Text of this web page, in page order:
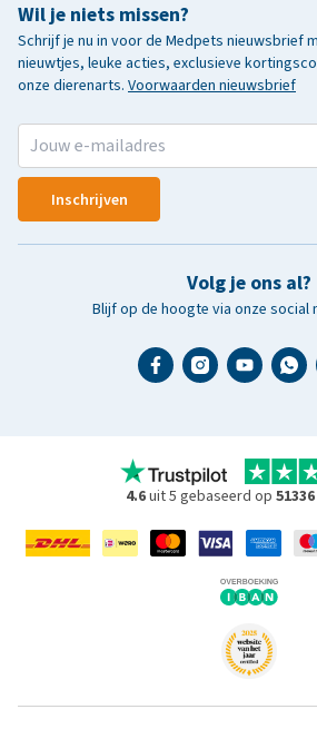
Wil je niets missen?
Schrijf je nu in voor de Medpets nieuwsbrief
nieuwtjes, leuke acties, exclusieve
onze dierenarts. Voorwaarden nieuwsbrief
Inschrijven
Volg je ons al?
Blijf op de hoogte via onze social
4.6uit 5 gebaseerd op 51336